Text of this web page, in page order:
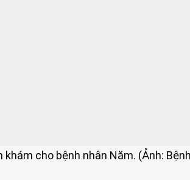
khám cho bệnh nhân Năm. (Ảnh: